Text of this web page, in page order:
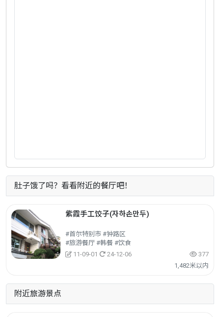
肚子饿了吗？看看附近的餐厅吧！
紫霞手工饺子(자하손만두)
#首尔特别市 #钟路区
#旅游餐厅 #韩餐 #饮食
11-09-01
24-12-06
377
1,482米以内
附近旅游景点